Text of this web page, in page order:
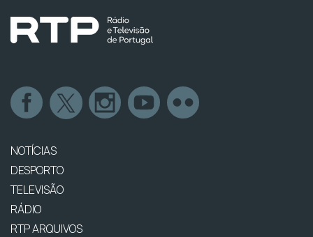
NOTÍCIAS
DESPORTO
TELEVISÃO
RÁDIO
RTP ARQUIVOS